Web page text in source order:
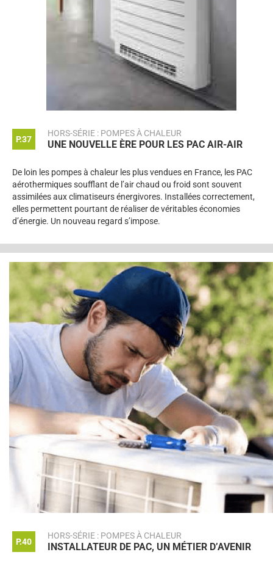
P.37
HORS-SÉRIE : POMPES À CHALEUR
UNE NOUVELLE ÈRE POUR LES PAC AIR-AIR
De loin les pompes à chaleur les plus vendues en France, les PAC
aérothermiques soufflant de l’air chaud ou froid sont souvent
assimilées aux climatiseurs énergivores. Installées correctement,
elles permettent pourtant de réaliser de véritables économies
d’énergie. Un nouveau regard s’impose.
P.40
HORS-SÉRIE : POMPES À CHALEUR
INSTALLATEUR DE PAC, UN MÉTIER D’AVENIR